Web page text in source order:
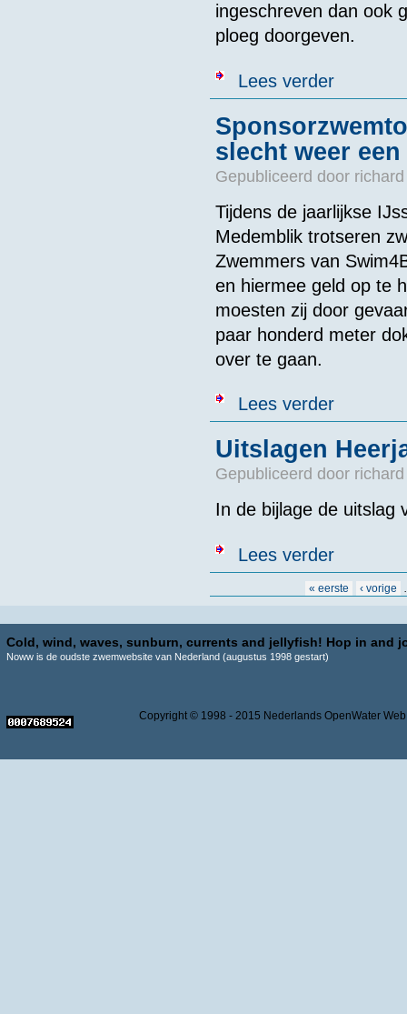
ingeschreven dan ook
ploeg doorgeven.
Lees verderover
slecht weer
Gepubliceerd door
Tijdens de jaarlijkse
Medemblik trotseren
Zwemmers van
en hiermee geld op te
moesten zij door
paar honderd meter
over te gaan.
Lees verderover
Uitslagen
Gepubliceerd door
In de bijlage de uitslag
Lees verderover
« eerste ‹ vorige
Cold, wind, waves, sunburn, currents and jellyfish! Hop in and
Noww is de oudste zwemwebsite van Nederland (augustus 1998 gestart)
Copyright © 1998 - 2015 Nederlands OpenWater